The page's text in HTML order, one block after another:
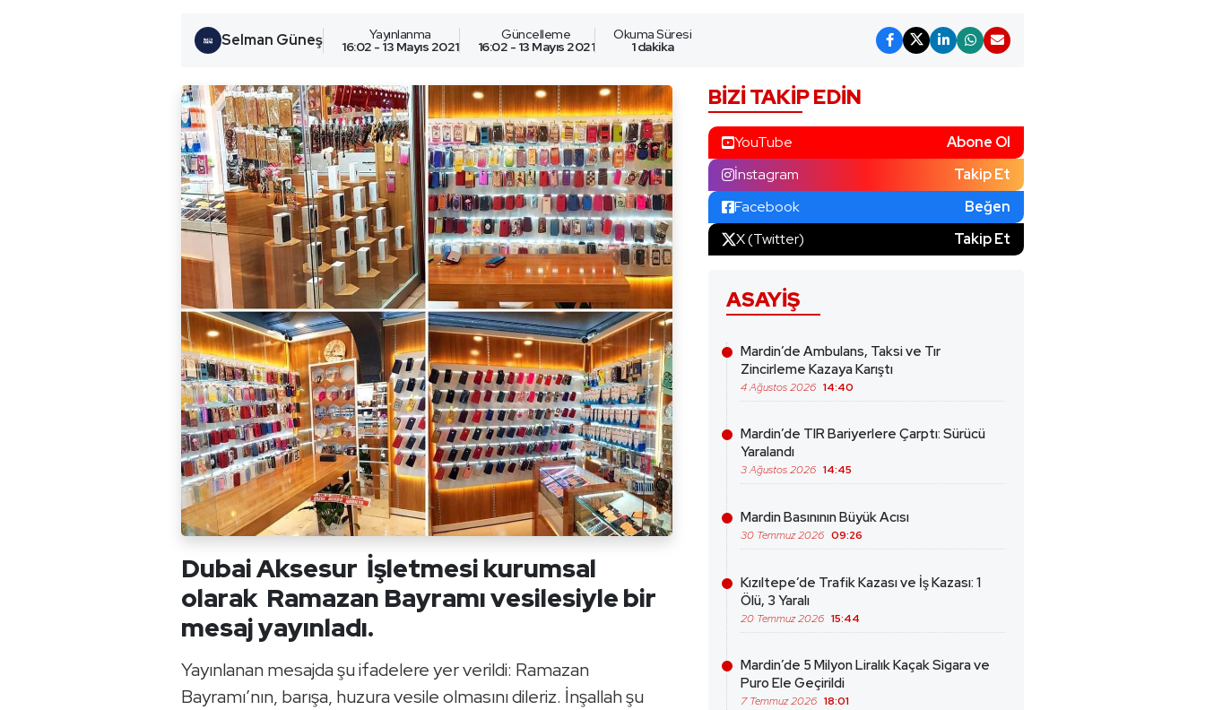
Selman Güneş Yayınlanma
16:02 - 13 Mayıs 2021
Güncelleme
16:02 - 13 Mayıs 2021
Okuma Süresi
1 dakika
Dubai Aksesur İşletmesi kurumsal
olarak Ramazan Bayramı vesilesiyle bir
mesaj yayınladı.
Yayınlanan mesajda şu ifadelere yer verildi: Ramazan
Bayramı’nın, barışa, huzura vesile olmasını dileriz. İnşallah şu
BIZI TAKIP EDIN
YouTube
Abone Ol
İnstagram
Takip Et
Facebook
Beğen
X (Twitter)
Takip Et
ASAYIŞ
Mardin’de Ambulans, Taksi ve Tır
Zincirleme Kazaya Karıştı
4 Ağustos 2026 14:40
Mardin’de TIR Bariyerlere Çarptı: Sürücü
Yaralandı
3 Ağustos 2026 14:45
Mardin Basınının Büyük Acısı
30 Temmuz 2026 09:26
Kızıltepe’de Trafik Kazası ve İş Kazası: 1
Ölü, 3 Yaralı
20 Temmuz 2026 15:44
Mardin’de 5 Milyon Liralık Kaçak Sigara ve
Puro Ele Geçirildi
7 Temmuz 2026 18:01